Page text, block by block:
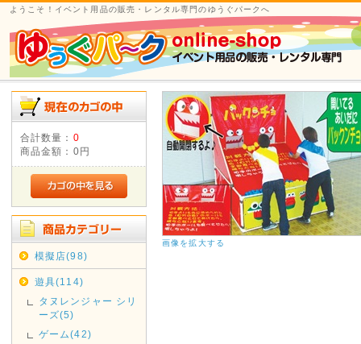
ようこそ！イベント用品の販売・レンタル専門のゆうぐパークへ
合計数量： 0
商品金額： 0円
模擬店(98)
遊具(114)
タヌレンジャー シリ
ーズ(5)
ゲーム(42)
画像を拡大する